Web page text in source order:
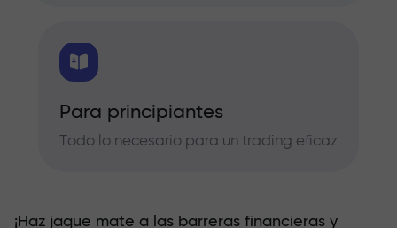
Para principiantes
Todo lo necesario para un trading eficaz
¡Haz jaque mate a las barreras financieras y